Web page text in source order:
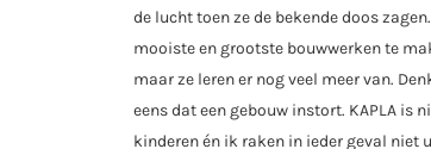
de lucht toen ze de bekende doos
mooiste en grootste bouwwerken te
maar ze leren er nog veel meer van.
eens dat een gebouw instort. KAPLA
kinderen én ik raken in ieder geval niet